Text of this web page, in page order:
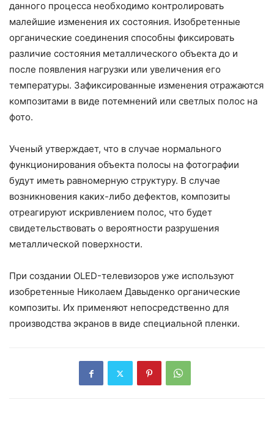
данного процесса необходимо контролировать
малейшие изменения их состояния. Изобретенные
органические соединения способны фиксировать
различие состояния металлического объекта до и
после появления нагрузки или увеличения его
температуры. Зафиксированные изменения отражаются
композитами в виде потемнений или светлых полос на
фото.
Ученый утверждает, что в случае нормального
функционирования объекта полосы на фотографии
будут иметь равномерную структуру. В случае
возникновения каких-либо дефектов, композиты
отреагируют искривлением полос, что будет
свидетельствовать о вероятности разрушения
металлической поверхности.
При создании OLED-телевизоров уже используют
изобретенные Николаем Давыденко органические
композиты. Их применяют непосредственно для
производства экранов в виде специальной пленки.